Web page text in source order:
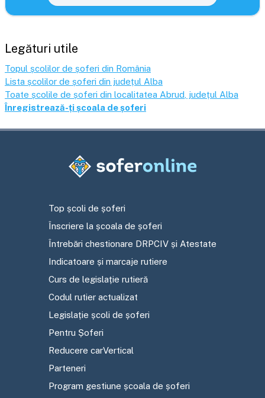
Legături utile
Topul școlilor de șoferi din România
Lista școlilor de șoferi din județul Alba
Toate școlile de șoferi din localitatea Abrud , județul Alba
Înregistrează-ți școala de șoferi
Top școli de șoferi
Înscriere la școala de șoferi
Întrebări chestionare DRPCIV și Atestate
Indicatoare și marcaje rutiere
Curs de legislație rutieră
Codul rutier actualizat
Legislație școli de șoferi
Pentru Șoferi
Reducere carVertical
Parteneri
Program gestiune școala de șoferi